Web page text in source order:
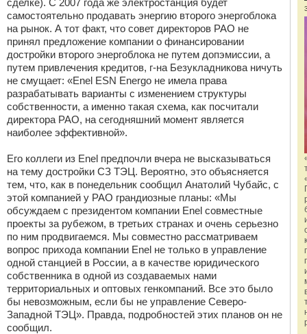
сделке). С 2007 года же электростанция будет
самостоятельно продавать энергию второго энергоблока
на рынок. А тот факт, что совет директоров РАО не
принял предложение компании о финансировании
достройки второго энергоблока не путем допэмиссии, а
путем привлечения кредитов, г-на Безукладникова ничуть
не смущает: «Enel ESN Energo не имела права
разрабатывать варианты с изменением структуры
собственности, а именно такая схема, как посчитали
директора РАО, на сегодняшний момент является
наиболее эффективной».
Его коллеги из Enel предпочли вчера не высказываться
на тему достройки СЗ ТЭЦ. Вероятно, это объясняется
тем, что, как в понедельник сообщил Анатолий Чубайс, с
этой компанией у РАО грандиозные планы: «Мы
обсуждаем с президентом компании Enel совместные
проекты за рубежом, в третьих странах и очень серьезно
по ним продвигаемся. Мы совместно рассматриваем
вопрос прихода компании Enel не только в управление
одной станцией в России, а в качестве юридического
собственника в одной из создаваемых нами
территориальных и оптовых генкомпаний. Все это было
бы невозможным, если бы не управление Северо-
Западной ТЭЦ». Правда, подробностей этих планов он не
сообщил.